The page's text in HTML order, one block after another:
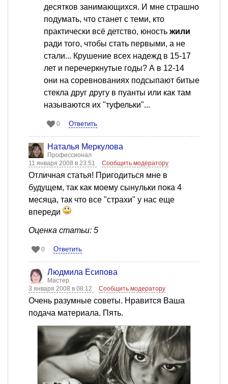
десятков занимающихся. И мне страшно
подумать, что станет с теми, кто
практически всё детство, юность жили
ради того, чтобы стать первыми, а не
стали... Крушение всех надежд в 15-17
лет и перечеркнутые годы? А в 12-14
они на соревнованиях подсыпают битые
стекла друг другу в пуанты или как там
называются их "туфельки"...
0 Ответить
Наталья Меркулова
Профессионал
11 января 2008 в 23:51
Сообщить модератору
Отличная статья! Пригодиться мне в
будущем, так как моему сынульки пока 4
месяца, так что все "страхи" у нас еще
впереди
Оценка статьи: 5
0 Ответить
Людмила Есипова
Мастер
3 января 2008 в 08:12
Сообщить модератору
Очень разумные советы. Нравится Ваша
подача материала. Пять.